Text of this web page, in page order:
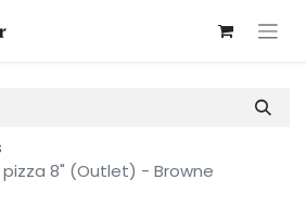
8" (Outlet) - Browne